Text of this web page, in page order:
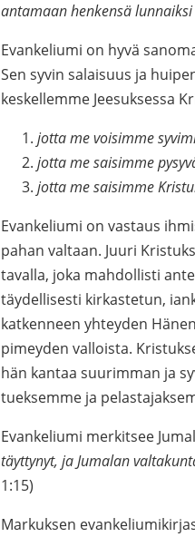
antamaan henkensä
Evankeliumi on hyvä
Sen syvin salaisuus ja
keskellemme Jeesuksessa
jotta me voisimme
jotta me saisimme
jotta me saisimme
Evankeliumi on vastaus
pahan valtaan. Juuri
tavalla, joka mahdollisti
täydellisesti kirkastetun,
katkenneen yhteyden
pimeyden valloista.
hän kantaa suurimman ja
tueksemme ja
Evankeliumi merkitsee
täyttynyt, ja Jumalan
1:15)
Markuksen